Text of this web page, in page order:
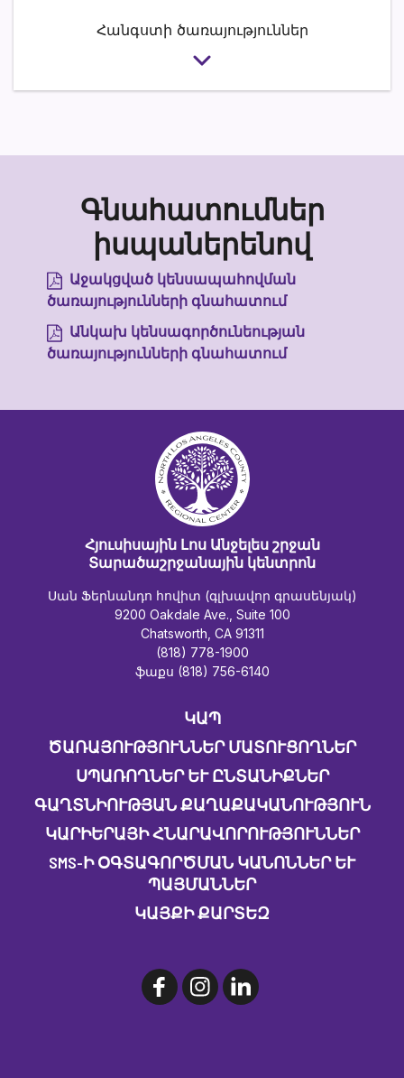
Հանգստի ծառայություններ
Գնահատումներ
իսպաներենով
Աջակցված կենսապահովման
ծառայությունների գնահատում
Անկախ կենսագործունեության
ծառայությունների գնահատում
Հյուսիսային Լոս Անջելես շրջան
Տարածաշրջանային կենտրոն
Սան Ֆերնանդո հովիտ (գլխավոր գրասենյակ)
9200 Oakdale Ave., Suite 100
Chatsworth, CA 91311
(818) 778-1900
ֆաքս (818) 756-6140
ԿԱՊ
ԾԱՌԱՅՈՒԹՅՈՒՆՆԵՐ ՄԱՏՈՒՑՈՂՆԵՐ
ՍՊԱՌՈՂՆԵՐ ԵՒ ԸՆՏԱՆԻՔՆԵՐ
ԳԱՂՏՆԻՈՒԹՅԱՆ ՔԱՂԱՔԱԿԱՆՈՒԹՅՈՒՆ
ԿԱՐԻԵՐԱՅԻ ՀՆԱՐԱՎՈՐՈՒԹՅՈՒՆՆԵՐ
SMS-Ի ՕԳՏԱԳՈՐԾՄԱՆ ԿԱՆՈՆՆԵՐ ԵՒ Պ
ԱՅՄԱՆՆԵՐ
ԿԱՅՔԻ ՔԱՐՏԵԶ